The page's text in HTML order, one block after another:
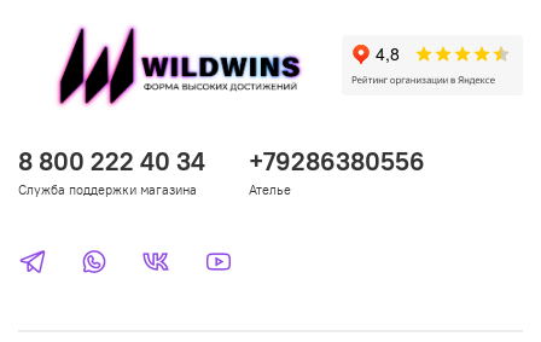
8 800 222 40 34
Служба поддержки магазина
+79286380556
Ателье